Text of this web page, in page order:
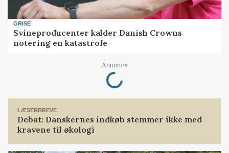
GRISE
Svineproducenter kalder Danish Crowns
notering en katastrofe
Annonce
Loading...
LÆSERBREVE
Debat: Danskernes indkøb stemmer ikke med
kravene til økologi